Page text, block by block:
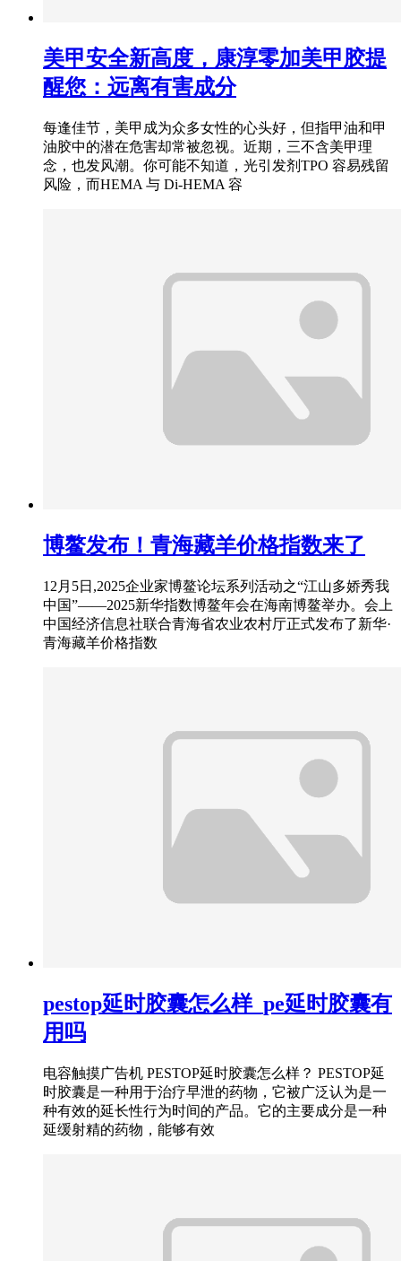
美甲安全新高度，康淳零加美甲胶提
醒您：远离有害成分
每逢佳节，美甲成为众多女性的心头好，但指甲油和甲
油胶中的潜在危害却常被忽视。近期，三不含美甲理
念，也发风潮。你可能不知道，光引发剂TPO 容易残留
风险，而HEMA 与 Di-HEMA 容
博鳌发布！青海藏羊价格指数来了
12月5日,2025企业家博鳌论坛系列活动之“江山多娇秀我
中国”——2025新华指数博鳌年会在海南博鳌举办。会上
中国经济信息社联合青海省农业农村厅正式发布了新华·
青海藏羊价格指数
pestop延时胶囊怎么样_pe延时胶囊有
用吗
电容触摸广告机 PESTOP延时胶囊怎么样？ PESTOP延
时胶囊是一种用于治疗早泄的药物，它被广泛认为是一
种有效的延长性行为时间的产品。它的主要成分是一种
延缓射精的药物，能够有效